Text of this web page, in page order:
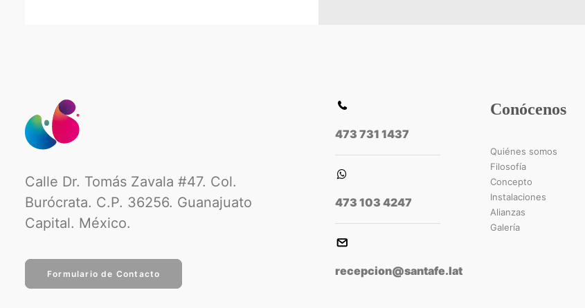
Calle Dr. Tomás Zavala #47. Col.
Burócrata. C.P. 36256. Guanajuato
Capital. México.
Formulario de Contacto
473 731 1437
473 103 4247
recepcion@santafe.lat
Conócenos
Quiénes somos
Filosofía
Concepto
Instalaciones
Alianzas
Galería